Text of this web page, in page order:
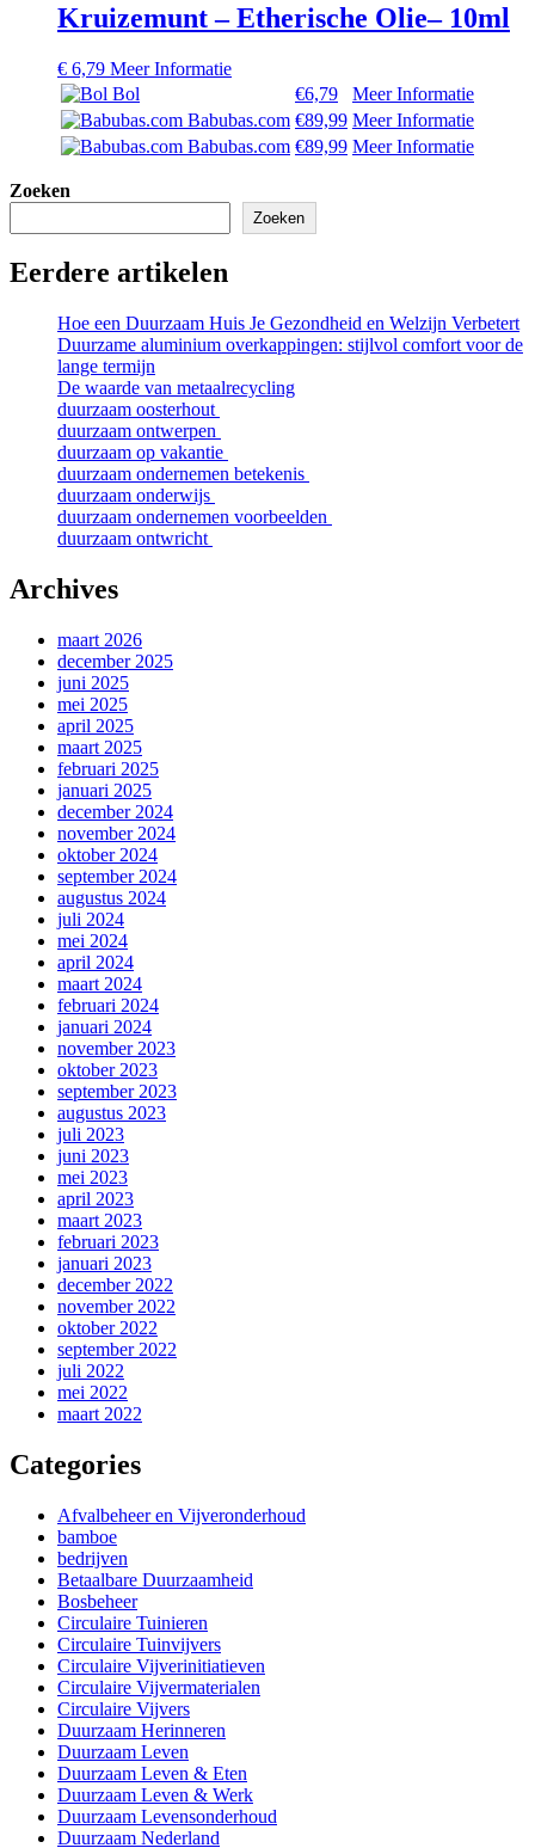
Kruizemunt – Etherische Olie– 10ml
€ 6,79 Meer Informatie
Bol
€6,79
Meer Informatie
Babubas.com €89,99 Meer Informatie
Babubas.com €89,99 Meer Informatie
Zoeken
Zoeken
Eerdere artikelen
Hoe een Duurzaam Huis Je Gezondheid en Welzijn Verbetert
Duurzame aluminium overkappingen: stijlvol comfort voor de
lange termijn
De waarde van metaalrecycling
duurzaam oosterhout
duurzaam ontwerpen
duurzaam op vakantie
duurzaam ondernemen betekenis
duurzaam onderwijs
duurzaam ondernemen voorbeelden
duurzaam ontwricht
Archives
maart 2026
december 2025
juni 2025
mei 2025
april 2025
maart 2025
februari 2025
januari 2025
december 2024
november 2024
oktober 2024
september 2024
augustus 2024
juli 2024
mei 2024
april 2024
maart 2024
februari 2024
januari 2024
november 2023
oktober 2023
september 2023
augustus 2023
juli 2023
juni 2023
mei 2023
april 2023
maart 2023
februari 2023
januari 2023
december 2022
november 2022
oktober 2022
september 2022
juli 2022
mei 2022
maart 2022
Categories
Afvalbeheer en Vijveronderhoud
bamboe
bedrijven
Betaalbare Duurzaamheid
Bosbeheer
Circulaire Tuinieren
Circulaire Tuinvijvers
Circulaire Vijverinitiatieven
Circulaire Vijvermaterialen
Circulaire Vijvers
Duurzaam Herinneren
Duurzaam Leven
Duurzaam Leven & Eten
Duurzaam Leven & Werk
Duurzaam Levensonderhoud
Duurzaam Nederland